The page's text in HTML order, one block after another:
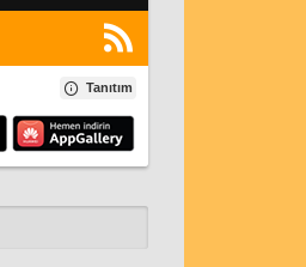
Tanıtım